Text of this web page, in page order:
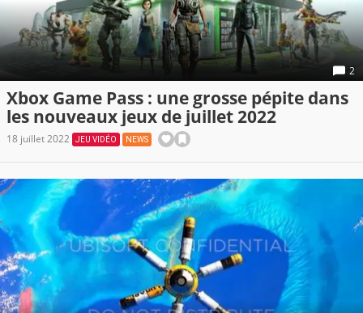
2
Xbox Game Pass : une grosse pépite dans
les nouveaux jeux de juillet 2022
18 juillet 2022 JEU VIDÉO NEWS